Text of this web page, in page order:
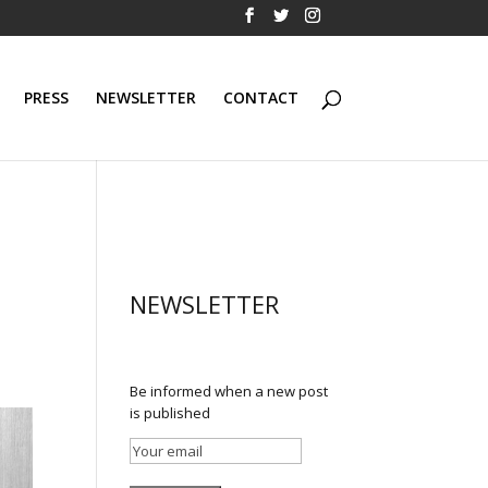
PRESS NEWSLETTER CONTACT
NEWSLETTER
Be informed when a new post
is published